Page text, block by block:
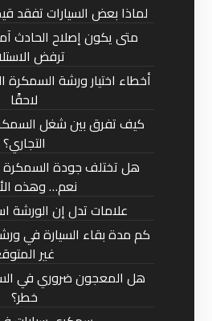
لماذا بعض السيارات تفقد
متى يكون إصلاح الحادث
ترفض
أخطاء اختيار ورشة
لاحقًا
كيف تفرق بين شغل
التجاري؟
هل تختلف جودة السمكرة
نعم… وهذه
علامات تدل إن الورشة
كم مدة بقاء السيارة في
غير
هل المعجون ضروري في
خطر؟